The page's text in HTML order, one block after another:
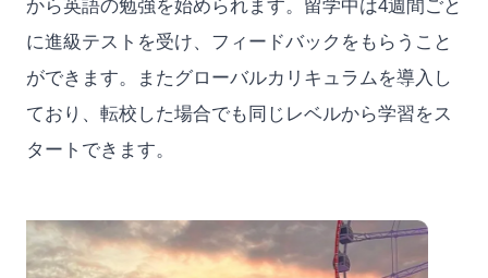
から英語の勉強を始められます。留学中は4週間ごと
に進級テストを受け、フィードバックをもらうこと
ができます。またグローバルカリキュラムを導入し
ており、転校した場合でも同じレベルから学習をス
タートできます。